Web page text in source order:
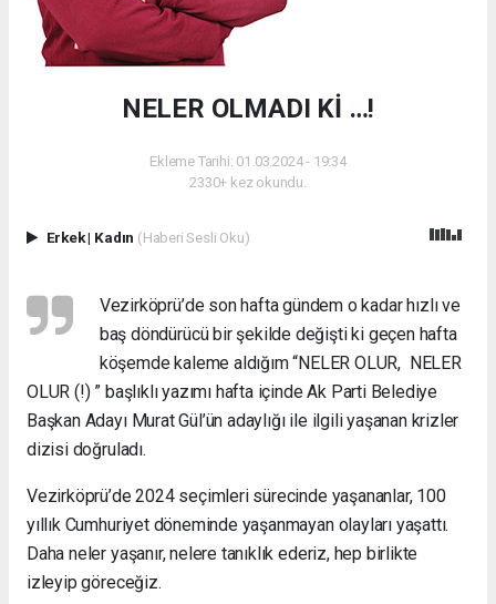
NELER OLMADI Kİ …!
Ekleme Tarihi: 01.03.2024 - 19:34
2330+ kez okundu.
Erkek| Kadın (Haberi Sesli Oku)
Vezirköprü’de son hafta gündem o kadar hızlı ve
baş döndürücü bir şekilde değişti ki geçen hafta
köşemde kaleme aldığım “NELER OLUR, NELER
OLUR (!) ” başlıklı yazımı hafta içinde Ak Parti Belediye
Başkan Adayı Murat Gül’ün adaylığı ile ilgili yaşanan krizler
dizisi doğruladı.
Vezirköprü’de 2024 seçimleri sürecinde yaşananlar, 100
yıllık Cumhuriyet döneminde yaşanmayan olayları yaşattı.
Daha neler yaşanır, nelere tanıklık ederiz, hep birlikte
izleyip göreceğiz.